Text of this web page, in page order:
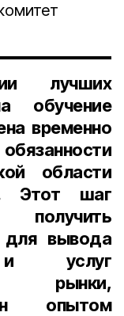
лучших
обучение
временно
области
Этот шаг
для вывода
услуг
рынки,
опытом